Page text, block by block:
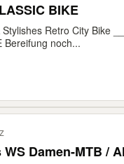
BIKE
Stylishes Retro City Bike
Bereifung noch...
Damen-MTB /